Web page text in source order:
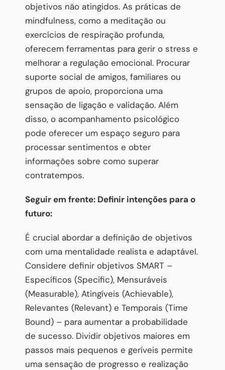
objetivos não atingidos. As práticas de
mindfulness, como a meditação ou
exercícios de respiração profunda,
oferecem ferramentas para gerir o stress e
melhorar a regulação emocional. Procurar
suporte social de amigos, familiares ou
grupos de apoio, proporciona uma
sensação de ligação e validação. Além
disso, o acompanhamento psicológico
pode oferecer um espaço seguro para
processar sentimentos e obter
informações sobre como superar
contratempos.
Seguir em frente: Definir intenções para o
futuro:
É crucial abordar a definição de objetivos
com uma mentalidade realista e adaptável.
Considere definir objetivos SMART –
Específicos (Specific), Mensuráveis
(Measurable), Atingíveis (Achievable),
Relevantes (Relevant) e Temporais (Time
Bound) – para aumentar a probabilidade
de sucesso. Dividir objetivos maiores em
passos mais pequenos e geríveis permite
uma sensação de progresso e realização